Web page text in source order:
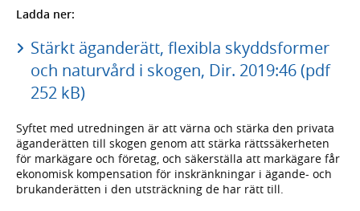
Ladda ner:
Stärkt äganderätt, flexibla skyddsformer
och naturvård i skogen, Dir. 2019:46 (pdf
252 kB)
Syftet med utredningen är att värna och stärka den privata
äganderätten till skogen genom att stärka rättssäkerheten
för markägare och företag, och säkerställa att markägare får
ekonomisk kompensation för inskränkningar i ägande- och
brukanderätten i den utsträckning de har rätt till.